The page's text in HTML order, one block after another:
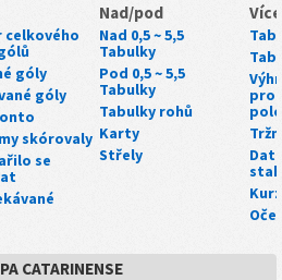
celkového
góly
góly
skórovaly
se
Nad/pod
Nad 0,5 ~ 5,5
Tabulky
Pod 0,5 ~ 5,5
Tabulky
Tabulky rohů
Karty
Střely
Více
CATARINENSE